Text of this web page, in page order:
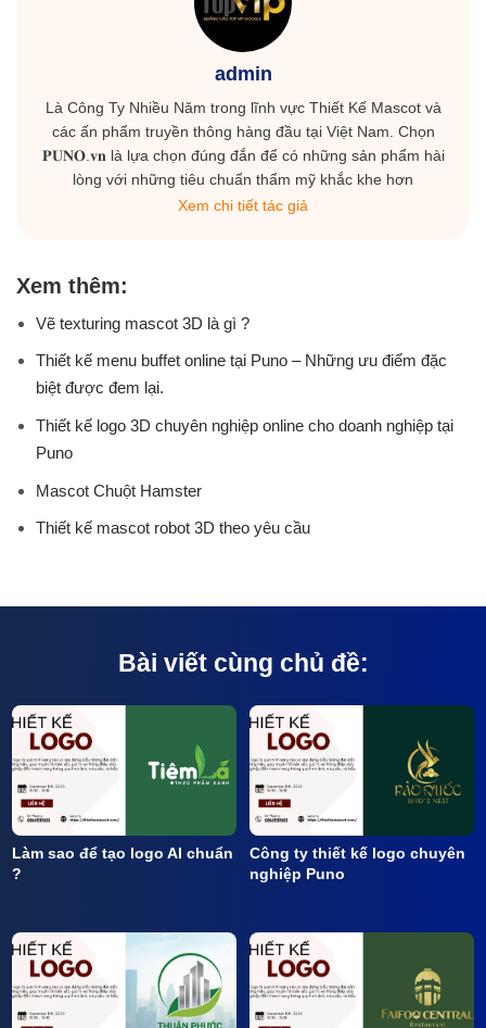
admin
Là Công Ty Nhiều Năm trong lĩnh vực Thiết Kế Mascot và
các ấn phẩm truyền thông hàng đầu tại Việt Nam. Chọn
𝐏𝐔𝐍𝐎.𝐯𝐧 là lựa chọn đúng đắn để có những sản phẩm hài
lòng với những tiêu chuẩn thẩm mỹ khắc khe hơn
Xem chi tiết tác giả
Xem thêm:
Vẽ texturing mascot 3D là gì ?
Thiết kế menu buffet online tại Puno – Những ưu điểm đặc
biệt được đem lại.
Thiết kế logo 3D chuyên nghiệp online cho doanh nghiệp tại
Puno
Mascot Chuột Hamster
Thiết kế mascot robot 3D theo yêu cầu
Bài viết cùng chủ đề:
Làm sao để tạo logo AI chuẩn
?
Công ty thiết kế logo chuyên
nghiệp Puno